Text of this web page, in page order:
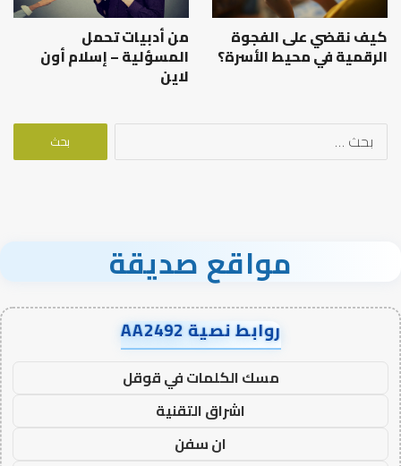
كيف نقضي على الفجوة
الرقمية في محيط الأسرة؟
من أدبيات تحمل
المسؤلية – إسلام أون
لاين
البحث
مواقع صديقة
روابط نصية AA2492
مسك الكلمات في قوقل
اشراق التقنية
ان سفن